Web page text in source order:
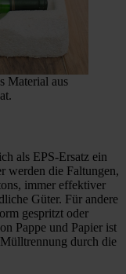
Material aus
als EPS-Ersatz ein
werden die Faltungen,
immer effektiver
Güter. Für andere
gespritzt oder
Pappe und Papier ist
durch die